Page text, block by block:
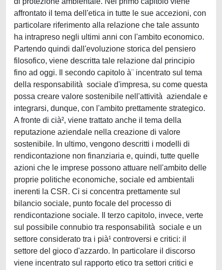
affrontato il tema dell'etica in tutte le sue accezioni, con
particolare riferimento alla relazione che tale assunto
ha intrapreso negli ultimi anni con l'ambito economico.
Partendo quindi dall'evoluzione storica del pensiero
filosofico, viene descritta tale relazione dal principio
fino ad oggi. Il secondo capitolo à¨ incentrato sul tema
della responsabilità sociale d'impresa, su come questa
possa creare valore sostenibile nell'attività aziendale e
integrarsi, dunque, con l'ambito prettamente strategico.
A fronte di cià², viene trattato anche il tema della
reputazione aziendale nella creazione di valore
sostenibile. In ultimo, vengono descritti i modelli di
rendicontazione non finanziaria e, quindi, tutte quelle
azioni che le imprese possono attuare nell'ambito delle
proprie politiche economiche, sociale ed ambientali
inerenti la CSR. Ci si concentra prettamente sul
bilancio sociale, punto focale del processo di
rendicontazione sociale. Il terzo capitolo, invece, verte
sul possibile connubio tra responsabilità sociale e un
settore considerato tra i pià¹ controversi e critici: il
settore del gioco d'azzardo. In particolare il discorso
viene incentrato sul rapporto etico tra settori critici e